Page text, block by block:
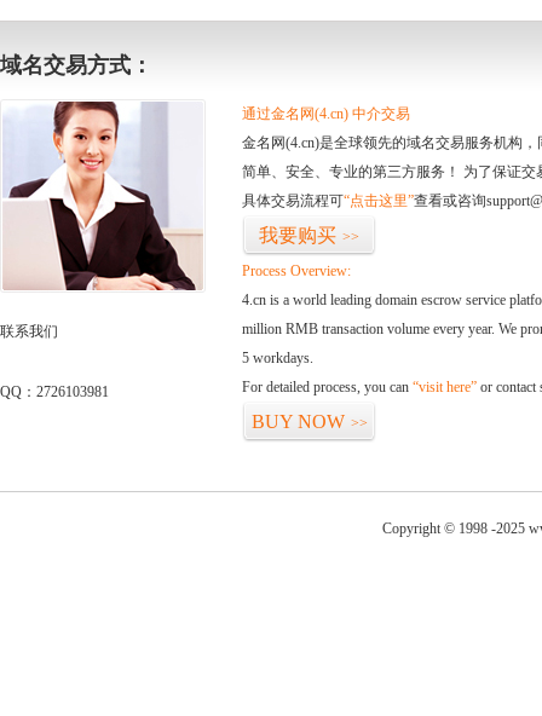
域名交易方式：
联系我们
QQ：2726103981
通过金名网(4.cn) 中介交易
金名网(4.cn)是全球领先的域名交易服务机构
简单、安全、专业的第三方服务！ 为了保证
具体交易流程可“点击这里”查看或咨询
我要购买 >>
Process Overview:
4.cn is a world leading domain escrow service
million RMB transaction volume every year. We
5 workdays.
For detailed process, you can “visit here” or contact
BUY NOW >>
Copyright © 1998 -2025